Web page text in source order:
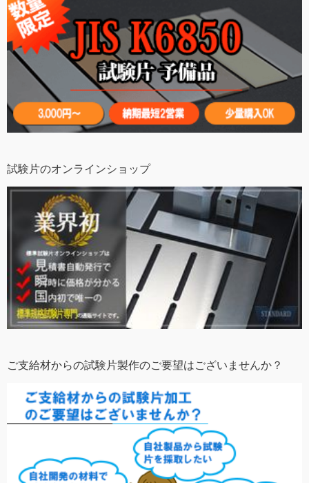
試験片のオンラインショップ
ご支給材からの試験片製作のご要望はございませんか？